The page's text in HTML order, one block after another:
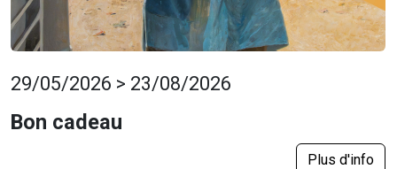
29/05/2026 > 23/08/2026
Bon cadeau
Plus d'info